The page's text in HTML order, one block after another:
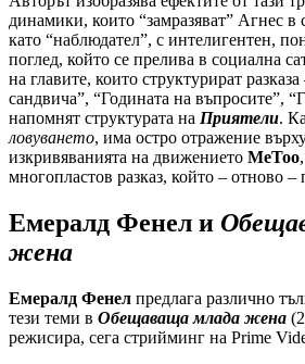
динамики, които “замразяват” Агнес
като “наблюдател”, с интелигентен,
поглед, който се прелива в социална
на главите, които структурират
сандвича”, “Годината на въпросите”,
напомнят структурата на Приятели.
ловуването, има остро отражение
изкривяванията на движението MeToo
многопластов разказ, който – отново –
Емералд Фенел и
жена
Емералд Фенел предлага различно
тези теми в Обещаваща млада жена
режисира, сега стрийминг на Prime